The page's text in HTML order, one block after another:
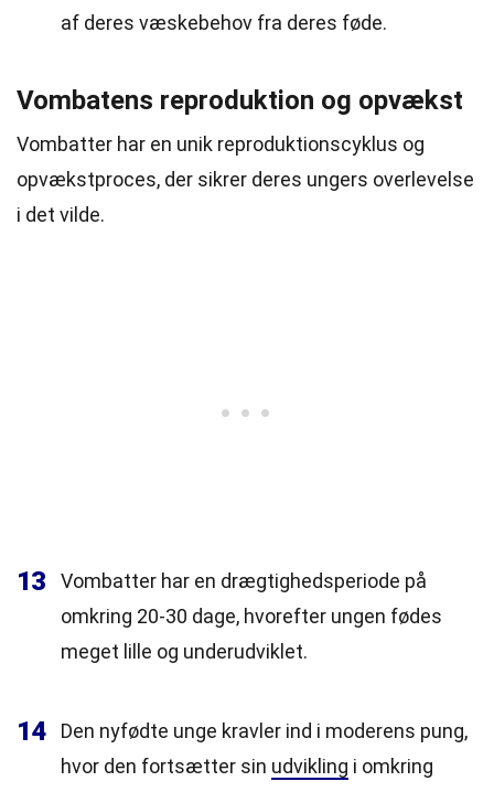
af deres væskebehov fra deres føde.
Vombatens reproduktion og opvækst
Vombatter har en unik reproduktionscyklus og
opvækstproces, der sikrer deres ungers overlevelse
i det vilde.
13
Vombatter har en drægtighedsperiode på
omkring 20-30 dage, hvorefter ungen fødes
meget lille og underudviklet.
14
Den nyfødte unge kravler ind i moderens pung,
hvor den fortsætter sin udvikling i omkring